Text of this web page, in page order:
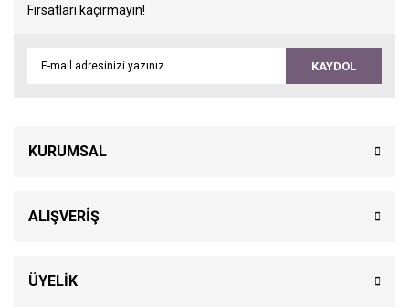
Fırsatları kaçırmayın!
KAYDOL
KURUMSAL
ALIŞVERİŞ
ÜYELİK